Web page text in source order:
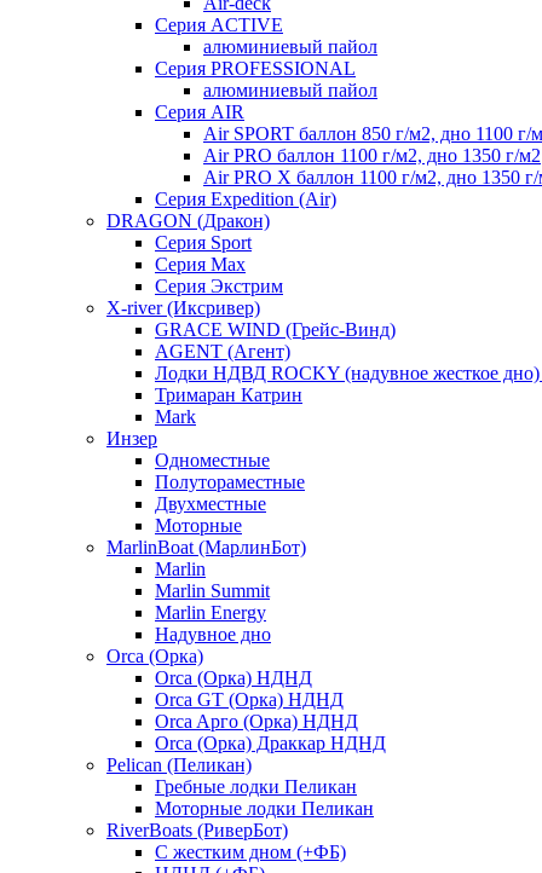
Серия ACTIVE
алюминиевый пайол
Серия PROFESSIONAL
алюминиевый пайол
Серия AIR
Air SPORT баллон 850 г/м2, дно 1100 г/
Air PRO баллон 1100 г/м2, дно 1350 г/м2
Air PRO X баллон 1100 г/м2, дно 1350
Серия Expedition (Air)
DRAGON (Дракон)
Серия Sport
Серия Max
Серия Экстрим
X-river (Иксривер)
GRACE WIND (Грейс-Винд)
AGENT (Агент)
Лодки НДВД ROCKY (надувное жесткое
Тримаран Катрин
Mark
Инзер
Одноместные
Полутораместные
Двухместные
Моторные
MarlinBoat (МарлинБот)
Marlin
Marlin Summit
Marlin Energy
Надувное дно
Orca (Орка)
Orca (Орка) НДНД
Orca GT (Орка) НДНД
Orca Aрго (Орка) НДНД
Orca (Орка) Драккар НДНД
Pelican (Пеликан)
Гребные лодки Пеликан
Моторные лодки Пеликан
RiverBoats (РиверБот)
С жестким дном (+ФБ)